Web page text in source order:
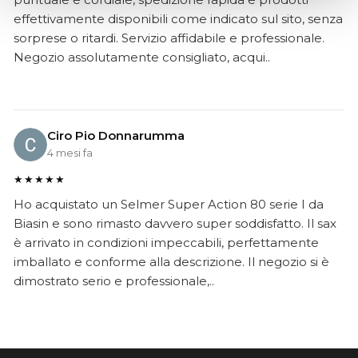
effettivamente disponibili come indicato sul sito, senza
sorprese o ritardi. Servizio affidabile e professionale.
Negozio assolutamente consigliato, acqui..
Ciro Pio Donnarumma
4 mesi fa
★★★★★
Ho acquistato un Selmer Super Action 80 serie I da
Biasin e sono rimasto davvero super soddisfatto. Il sax
è arrivato in condizioni impeccabili, perfettamente
imballato e conforme alla descrizione. Il negozio si è
dimostrato serio e professionale,..